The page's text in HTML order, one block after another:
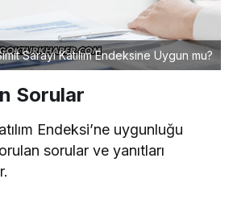
Sarayı Katılım Endeksine Uygun mu?
Sorular
Endeksi’ne uygunluğu
sorular ve yanıtları